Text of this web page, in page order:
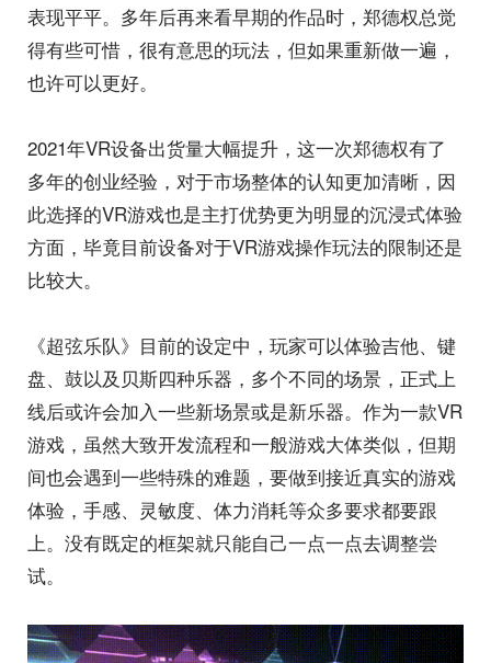
表现平平。多年后再来看早期的作品时，郑德权总觉
得有些可惜，很有意思的玩法，但如果重新做一遍，
也许可以更好。
2021年VR设备出货量大幅提升，这一次郑德权有了
多年的创业经验，对于市场整体的认知更加清晰，因
此选择的VR游戏也是主打优势更为明显的沉浸式体验
方面，毕竟目前设备对于VR游戏操作玩法的限制还是
比较大。
《超弦乐队》目前的设定中，玩家可以体验吉他、键
盘、鼓以及贝斯四种乐器，多个不同的场景，正式上
线后或许会加入一些新场景或是新乐器。作为一款VR
游戏，虽然大致开发流程和一般游戏大体类似，但期
间也会遇到一些特殊的难题，要做到接近真实的游戏
体验，手感、灵敏度、体力消耗等众多要求都要跟
上。没有既定的框架就只能自己一点一点去调整尝
试。